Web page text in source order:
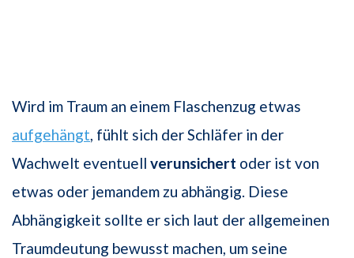
Wird im Traum an einem Flaschenzug etwas
aufgehängt , fühlt sich der Schläfer in der
Wachwelt eventuell verunsichert oder ist von
etwas oder jemandem zu abhängig. Diese
Abhängigkeit sollte er sich laut der allgemeinen
Traumdeutung bewusst machen, um seine